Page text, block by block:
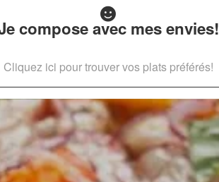
compose avec mes envies!
Cliquez ici pour trouver vos plats préférés!